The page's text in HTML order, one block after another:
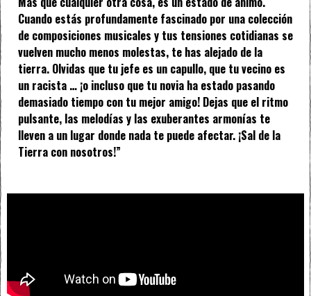
Cuando estás profundamente fascinado por una colección
de composiciones musicales y tus tensiones cotidianas se
vuelven mucho menos molestas, te has alejado de la
tierra. Olvidas que tu jefe es un capullo, que tu vecino es
un racista … ¡o incluso que tu novia ha estado pasando
demasiado tiempo con tu mejor amigo! Dejas que el ritmo
pulsante, las melodías y las exuberantes armonías te
lleven a un lugar donde nada te puede afectar. ¡Sal de la
Tierra con nosotros!”